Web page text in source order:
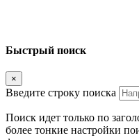
Быстрый поиск
×
Введите строку поиска
Поиск идет только по
более тонкие настройки